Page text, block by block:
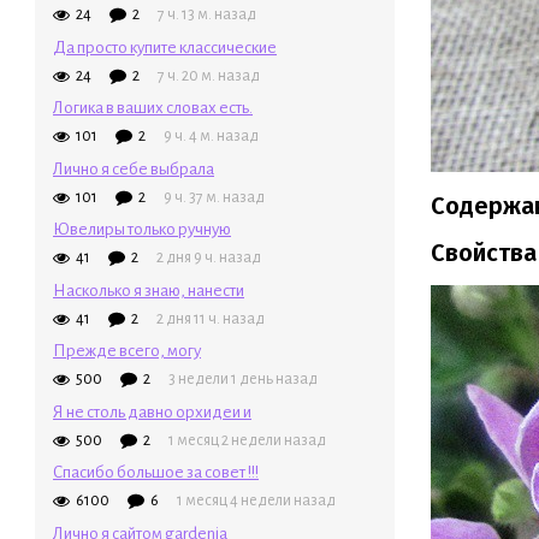
24 2 7 ч. 13 м. назад
Да просто купите классические
24 2 7 ч. 20 м. назад
Логика в ваших словах есть.
101 2 9 ч. 4 м. назад
Лично я себе выбрала
101 2 9 ч. 37 м. назад
Ювелиры только ручную
41 2 2 дня 9 ч. назад
Насколько я знаю, нанести
41 2 2 дня 11 ч. назад
Прежде всего, могу
500 2 3 недели 1 день назад
Я не столь давно орхидеи и
500 2 1 месяц 2 недели назад
Спасибо большое за совет !!!
6100 6 1 месяц 4 недели назад
Лично я сайтом gardenia
Свойства